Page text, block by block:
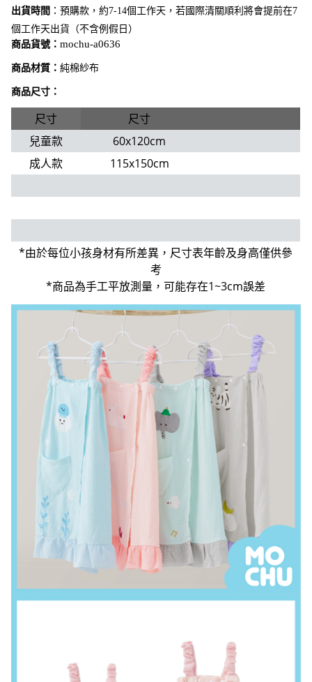
出貨時間 ： 預購款，約7-14個工作天，若國際清關順利將會提前在7
個工作天出貨（不含例假日）
商品貨號： mochu-a0636
商品材質： 純棉紗布
商品尺寸：
尺寸
尺寸
兒童款
60x120cm
成人款
115x150cm
*由於每位小孩身材有所差異，尺寸表年齡及身高僅供參
考
*商品為手工平放測量，可能存在1~3cm誤差